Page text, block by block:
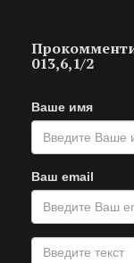
013,6,1/2
Ваше имя
Ваш email